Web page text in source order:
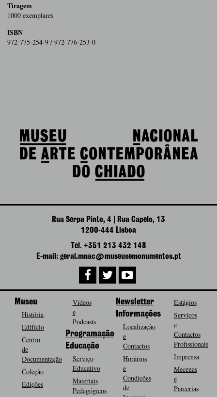
Tiragem
1000 exemplares
ISBN
972-775-254-9 / 972-776-253-0
Rua Serpa Pinto, 4 | Rua Capelo, 13
1200-444 Lisboa
Tel. +351 213 432 148
E-mail: geral.mnac@museusemonumentos.pt
Museu
História
Edifício
Centro
de
Documentação
Coleção
Edições
Vídeos
e
Podcasts
Programação
Educação
Serviço
Educativo
Materiais
Pedagógicos
Newsletter
Informações
Localização
e
Contactos
Horários
e
Condições
de
Estágios
Serviços
e
Contactos
Profissionais
Imprensa
Mecenas
e
Parcerias